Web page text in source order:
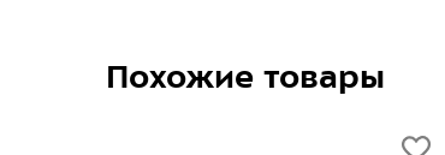
Похожие товары